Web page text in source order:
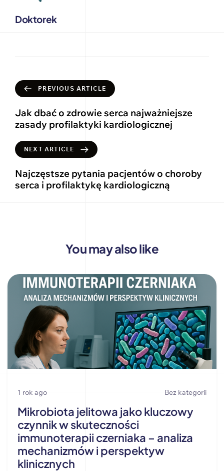
Doktorek
PREVIOUS ARTICLE
Jak dbać o zdrowie serca najważniejsze
zasady profilaktyki kardiologicznej
NEXT ARTICLE
Najczęstsze pytania pacjentów o choroby
serca i profilaktykę kardiologiczną
You may also like
1 rok ago Bez kategorii
Mikrobiota jelitowa jako kluczowy
czynnik w skuteczności
immunoterapii czerniaka – analiza
mechanizmów i perspektyw
klinicznych